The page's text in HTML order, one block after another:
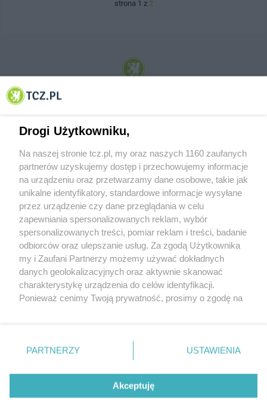
strona 1 z 2
© 2001-2026 Tczew - TCZ.PL Sp. z o.o. Internetowy Serwis Informacyjny Miasta
O FIRMIE POLITYKA PRYWATNOŚCI HOSTING
REKLAMA WSPÓŁPRACA RSS FACEBOOK KONTAKT
Nasze serwisy
Aktualności
Tcz24
Historia miasta
Muzyka i kultura
Archiwum wydarzeń
Zdjęcia miasta
Drogi Użytkowniku,
Na naszej stronie tcz.pl, my oraz naszych 1160 zaufanych
partnerów uzyskujemy dostęp i przechowujemy informacje
na urządzeniu oraz przetwarzamy dane osobowe, takie jak
unikalne identyfikatory, standardowe informacje wysyłane
przez urządzenie czy dane przeglądania w celu
zapewniania spersonalizowanych reklam, wybór
spersonalizowanych treści, pomiar reklam i treści, badanie
odbiorców oraz ulepszanie usług. Za zgodą Użytkownika
my i Zaufani Partnerzy możemy używać dokładnych
danych geolokalizacyjnych oraz aktywnie skanować
charakterystykę urządzenia do celów identyfikacji.
Ponieważ cenimy Twoją prywatność, prosimy o zgodę na
znajdujący się w lewym dolnym rogu strony
. Niektóre
przetwarzaniu. Preferencje będą miały zastosowania tylko
PARTNERZY USTAWIENIA
Akceptuję